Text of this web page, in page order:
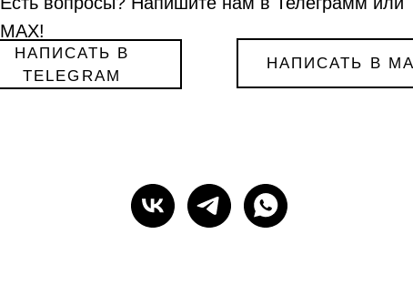
МАХ!
НАПИСАТЬ В
НАПИСАТЬ В
TELEGRAM